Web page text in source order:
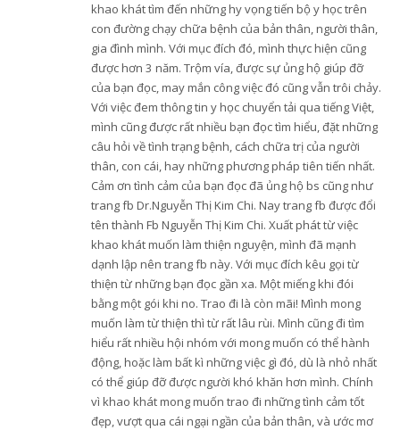
khao khát tìm đến những hy vọng tiến bộ y học trên
con đường chạy chữa bệnh của bản thân, người thân,
gia đình mình. Với mục đích đó, mình thực hiện cũng
được hơn 3 năm. Trộm vía, được sự ủng hộ giúp đỡ
của bạn đọc, may mắn công việc đó cũng vẫn trôi chảy.
Với việc đem thông tin y học chuyển tải qua tiếng Việt,
mình cũng được rất nhiều bạn đọc tìm hiểu, đặt những
câu hỏi về tình trạng bệnh, cách chữa trị của người
thân, con cái, hay những phương pháp tiên tiến nhất.
Cảm ơn tình cảm của bạn đọc đã ủng hộ bs cũng như
trang fb Dr.Nguyễn Thị Kim Chi. Nay trang fb được đổi
tên thành Fb Nguyễn Thị Kim Chi. Xuất phát từ việc
khao khát muốn làm thiện nguyện, mình đã mạnh
dạnh lập nên trang fb này. Với mục đích kêu gọi từ
thiện từ những bạn đọc gần xa. Một miếng khi đói
bằng một gói khi no. Trao đi là còn mãi! Mình mong
muốn làm từ thiện thì từ rất lâu rùi. Mình cũng đi tìm
hiểu rất nhiều hội nhóm với mong muốn có thể hành
động, hoặc làm bất kì những việc gì đó, dù là nhỏ nhất
có thể giúp đỡ được người khó khăn hơn mình. Chính
vì khao khát mong muốn trao đi những tình cảm tốt
đẹp, vượt qua cái ngại ngần của bản thân, và ước mơ